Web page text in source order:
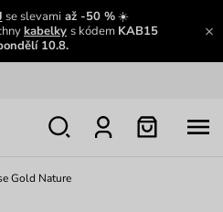
se slevamiaž -50 %☀️
kabelky s kódem KAB15
10.8.
Gold Nature